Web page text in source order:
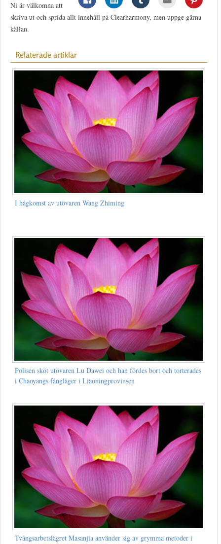
Ni är välkomna att
skriva ut och sprida allt innehåll på Clearharmony, men uppge gärna
källan.
Relaterade artiklar
I hågkomst av utövaren Wang Zhiming
Polisen sköt utövaren Lu Dawei och han fördes bort och torterades
i Chaoyangs fångläger i Liaoningprovinsen
Tvångsarbetslägret Masanjia använder sig av grymma metoder i